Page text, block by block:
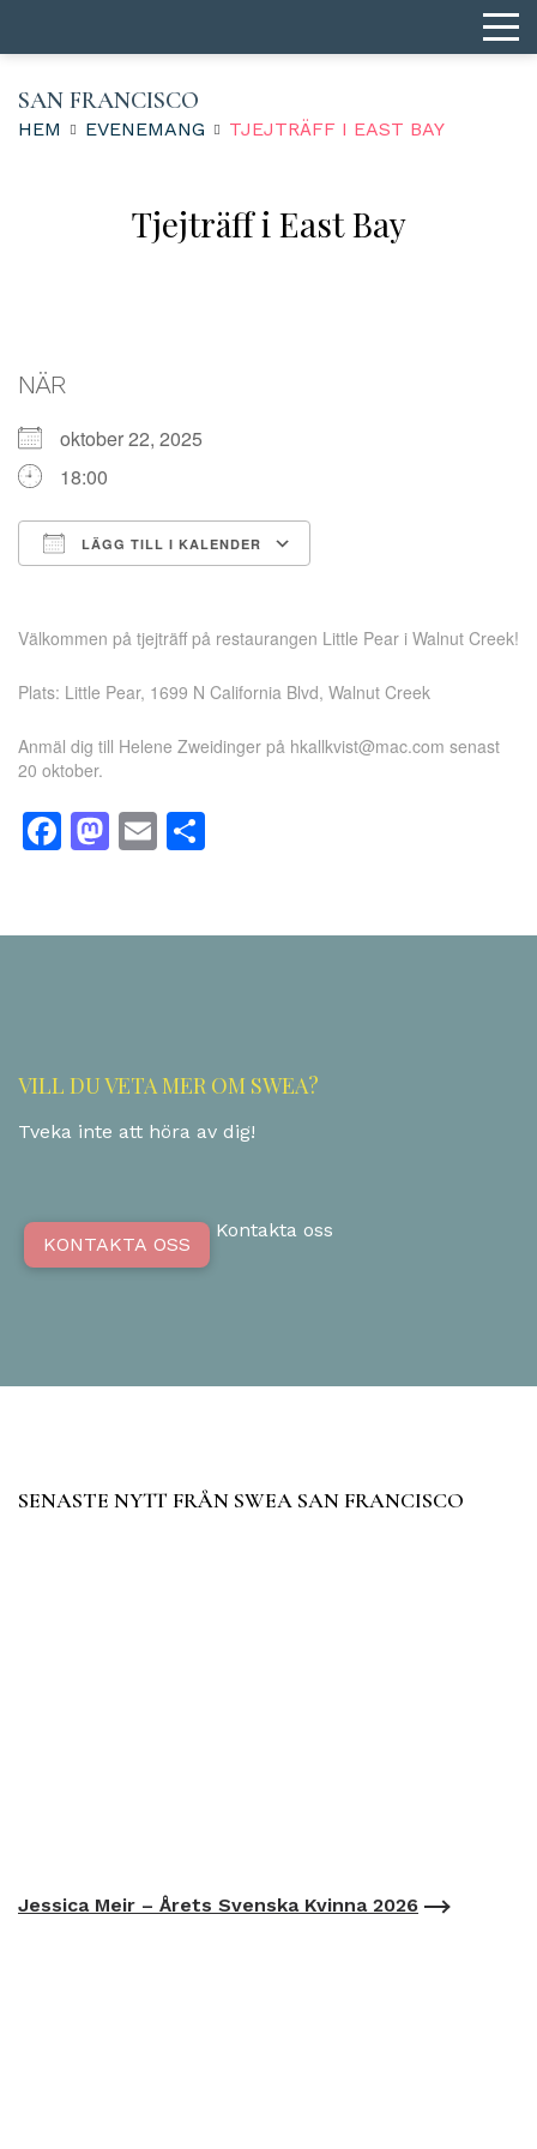
SAN FRANCISCO
HEM EVENEMANG TJEJTRÄFF I EAST BAY
Tjejträff i East Bay
NÄR
oktober 22, 2025
18:00
LÄGG TILL I KALENDER
Välkommen på tjejträff på restaurangen Little Pear i Walnut Creek!
Plats: Little Pear, 1699 N California Blvd, Walnut Creek
Anmäl dig till Helene Zweidinger på hkallkvist@mac.com senast
20 oktober.
Facebook
Mastodon
Email
VILL DU VETA MER OM SWEA?
Tveka inte att höra av dig!
KONTAKTA OSS
Kontakta oss
SENASTE NYTT FRÅN SWEA SAN FRANCISCO
Jessica Meir – Årets Svenska Kvinna 2026